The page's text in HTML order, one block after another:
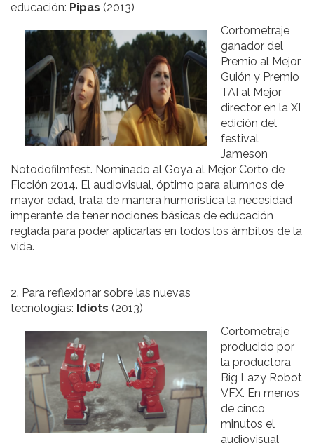
educación: Pipas (2013)
Cortometraje
ganador del
Premio al Mejor
Guión y Premio
TAI al Mejor
director en la XI
edición del
festival
Jameson
Notodofilmfest. Nominado al Goya al Mejor Corto de
Ficción 2014. El audiovisual, óptimo para alumnos de
mayor edad, trata de manera humorística la necesidad
imperante de tener nociones básicas de educación
reglada para poder aplicarlas en todos los ámbitos de la
vida.
2. Para reflexionar sobre las nuevas
tecnologías: Idiots (2013)
Cortometraje
producido por
la productora
Big Lazy Robot
VFX. En menos
de cinco
minutos el
audiovisual